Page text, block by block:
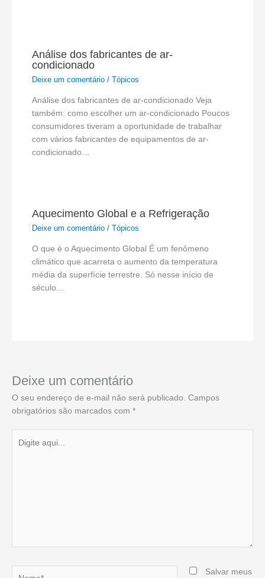
Análise dos fabricantes de ar-
condicionado
Deixe um comentário /Tópicos
Análise dos fabricantes de ar-condicionado Veja
também: como escolher um ar-condicionado Poucos
consumidores tiveram a oportunidade de trabalhar
com vários fabricantes de equipamentos de ar-
condicionado…
Aquecimento Global e a Refrigeração
Deixe um comentário /Tópicos
O que é o Aquecimento Global É um fenômeno
climático que acarreta o aumento da temperatura
média da superfície terrestre. Só nesse início de
século…
Deixe um comentário
O seu endereço de e-mail não será publicado. Campos
obrigatórios são marcados com *
aqui...
Salvar meus